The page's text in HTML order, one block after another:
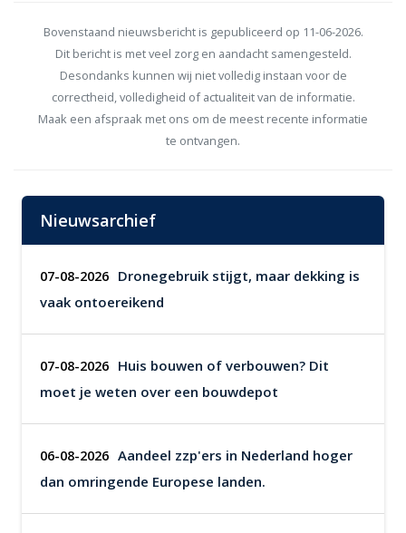
Bovenstaand nieuwsbericht is gepubliceerd op 11-06-2026.
Dit bericht is met veel zorg en aandacht samengesteld.
Desondanks kunnen wij niet volledig instaan voor de
correctheid, volledigheid of actualiteit van de informatie.
Maak een afspraak met ons om de meest recente informatie
te ontvangen.
Nieuwsarchief
07-08-2026 Dronegebruik stijgt, maar dekking is
vaak ontoereikend
07-08-2026 Huis bouwen of verbouwen? Dit
moet je weten over een bouwdepot
06-08-2026 Aandeel zzp'ers in Nederland hoger
dan omringende Europese landen.